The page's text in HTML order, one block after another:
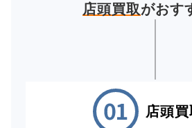
店頭買取がおす
店頭買